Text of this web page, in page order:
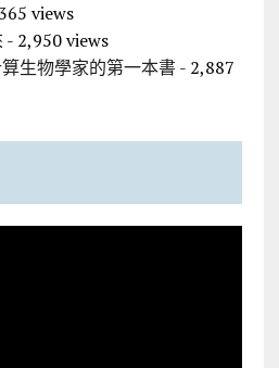
views
- 2,950 views
生物學家的第一本書- 2,887